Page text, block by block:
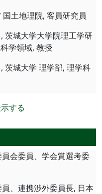
土地理院, 客員研究員
茨城大学大学院理工学研
学領域, 教授
茨城大学 理学部, 理学科
する
会委員、学会賞選考委
、連携渉外委員長, 日本